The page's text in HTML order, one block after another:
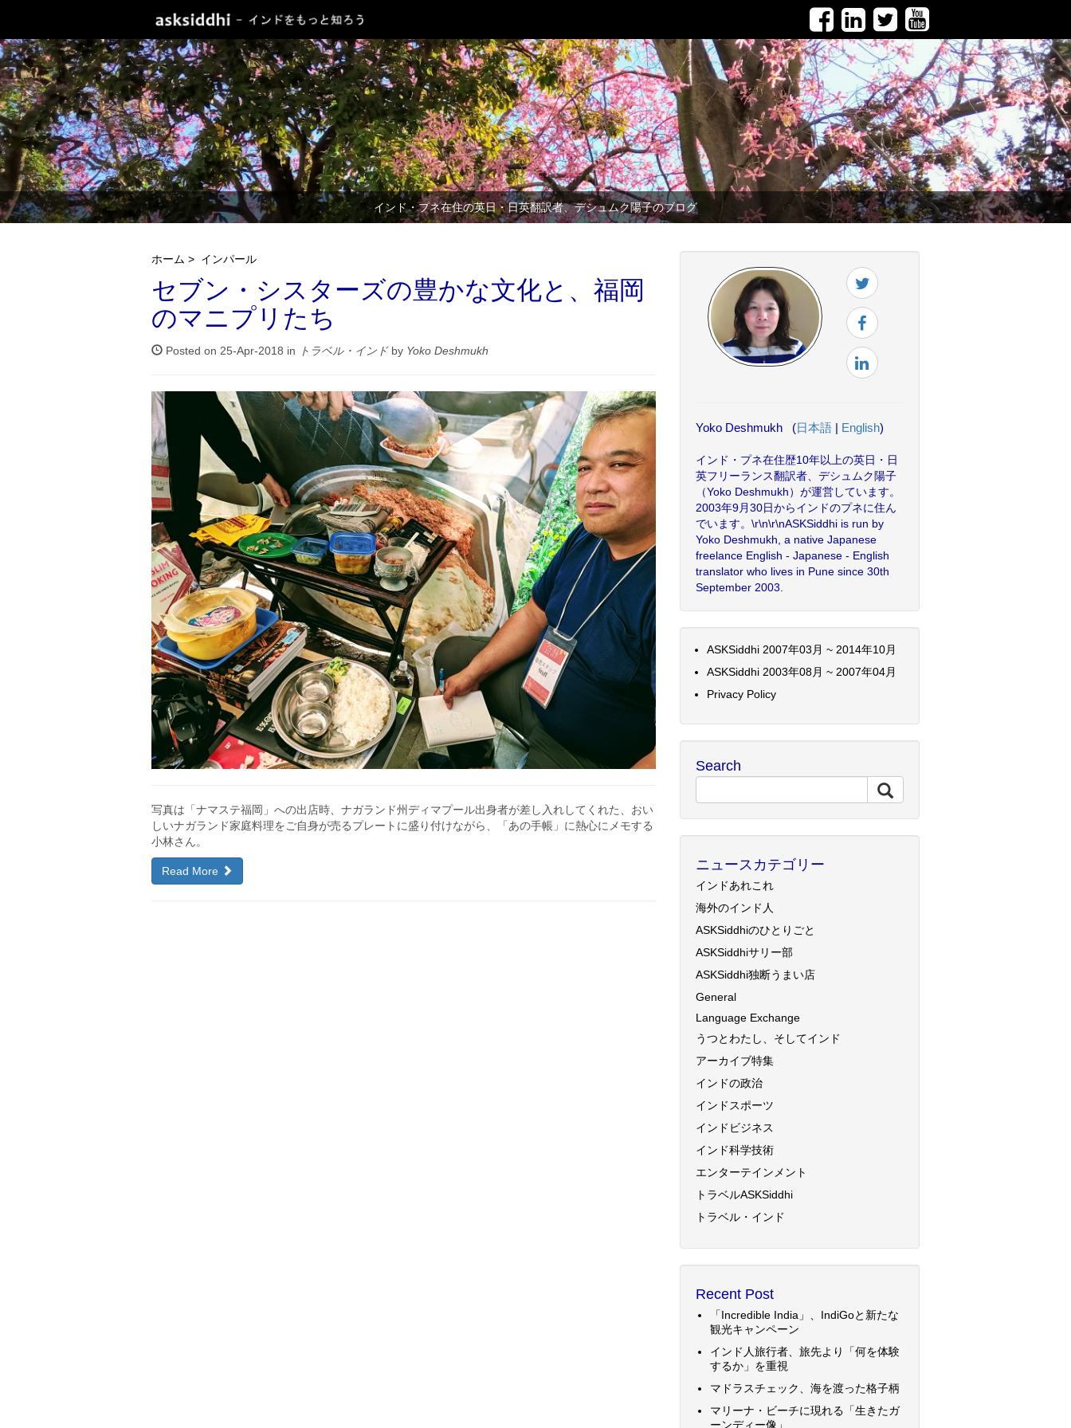
インド・プネ在住の英日・日英翻訳者、デシュムク陽子のブログ
ホーム > インパール
セブン・シスターズの豊かな文化と、福岡
のマニプリたち
Posted on 25-Apr-2018 in トラベル・インドby Yoko Deshmukh
写真は「ナマステ福岡」への出店時、ナガランド州ディマプール出身者が差し入れしてくれた、おい
しいナガランド家庭料理をご自身が売るプレートに盛り付けながら、「あの手帳」に熱心にメモする
小林さん。
Read More
Yoko Deshmukh (日本語| English)
インド・プネ在住歴10年以上の英日・日
英フリーランス翻訳者、デシュムク陽子
（Yoko Deshmukh）が運営しています。
2003年9月30日からインドのプネに住ん
でいます。\r\n\r\nASKSiddhi is run by
Yoko Deshmukh, a native Japanese
freelance English - Japanese - English
translator who lives in Pune since 30th
September 2003.
ASKSiddhi 2007年03月 ~ 2014年10月
ASKSiddhi 2003年08月 ~ 2007年04月
Privacy Policy
Search
ニュースカテゴリー
インドあれこれ
海外のインド人
ASKSiddhiのひとりごと
ASKSiddhiサリー部
ASKSiddhi独断うまい店
General
Language Exchange
うつとわたし、そしてインド
アーカイブ特集
インドの政治
インドスポーツ
インドビジネス
インド科学技術
エンターテインメント
トラベルASKSiddhi
トラベル・インド
Recent Post
「Incredible India」、IndiGoと新たな
観光キャンペーン
インド人旅行者、旅先より「何を体験
するか」を重視
マドラスチェック、海を渡った格子柄
マリーナ・ビーチに現れる「生きたガ
ーンディー像」